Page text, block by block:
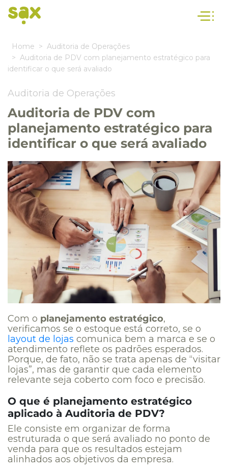
Home
Auditoria de Operações
Auditoria de PDV com planejamento estratégico para
identificar o que será avaliado
Auditoria de Operações
Auditoria de PDV com
planejamento estratégico para
identificar o que será avaliado
Com o planejamento estratégico,
verificamos se o estoque está correto, se o
layout de lojas comunica bem a marca e se o
atendimento reflete os padrões esperados.
Porque, de fato, não se trata apenas de “visitar
lojas”, mas de garantir que cada elemento
relevante seja coberto com foco e precisão.
O que é planejamento estratégico
aplicado à Auditoria de PDV?
Ele consiste em organizar de forma
estruturada o que será avaliado no ponto de
venda para que os resultados estejam
alinhados aos objetivos da empresa.